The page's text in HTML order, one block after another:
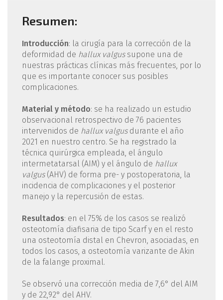
Resumen:
Introducción: la cirugía para la corrección de la
deformidad de hallux valgussupone una de
nuestras prácticas clínicas más frecuentes, por lo
que es importante conocer sus posibles
complicaciones.
Material y método: se ha realizado un estudio
observacional retrospectivo de 76 pacientes
intervenidos de hallux valgusdurante el año
2021 en nuestro centro. Se ha registrado la
técnica quirúrgica empleada, el ángulo
intermetatarsal (AIM) y el ángulo de hallux
valgus(AHV) de forma pre- y postoperatoria, la
incidencia de complicaciones y el posterior
manejo y la repercusión de estas.
Resultados: en el 75% de los casos se realizó
osteotomía diafisaria de tipo Scarf y en el resto
una osteotomía distal en Chevron, asociadas, en
todos los casos, a osteotomía varizante de Akin
de la falange proximal.
Se observó una corrección media de 7,6° del AIM
y de 22,92° del AHV.